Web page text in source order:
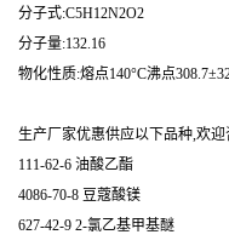
分子式:C5H12N2O2
分子量:132.16
物化性质:熔点140°C沸点
生产厂家优惠供应以下品种,欢迎
111-62-6 油酸乙酯
4086-70-8 豆蔻酸镁
627-42-9 2-氯乙基甲基醚